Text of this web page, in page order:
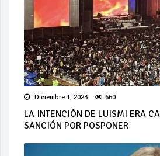
Diciembre 1, 2023 660
LA INTENCIÓN DE LUISMI ERA
SANCIÓN POR POSPONER